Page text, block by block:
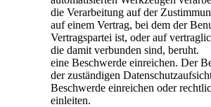
die Verarbeitung auf der
auf einem Vertrag, bei dem der
Vertragspartei ist, oder auf
die damit verbunden sind, beruht.
eine Beschwerde einreichen. Der
der zuständigen
Beschwerde einreichen oder
einleiten.